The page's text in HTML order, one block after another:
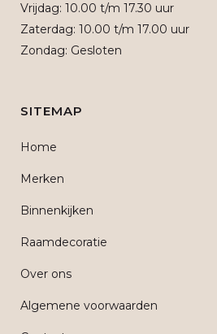
Vrijdag: 10.00 t/m 17.30 uur
Zaterdag: 10.00 t/m 17.00 uur
Zondag: Gesloten
SITEMAP
Home
Merken
Binnenkijken
Raamdecoratie
Over ons
Algemene voorwaarden